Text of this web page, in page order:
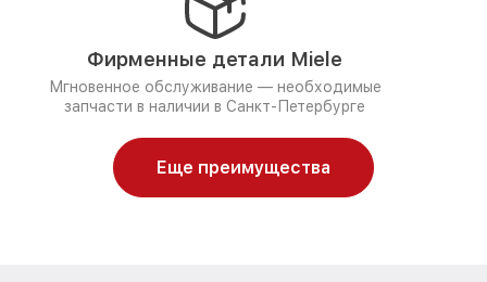
Фирменные детали Miele
Мгновенное обслуживание — необходимые
запчасти в наличии в Санкт-Петербурге
Еще преимущества